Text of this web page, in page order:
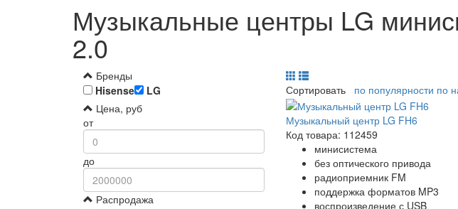
Музыкальные центры LG
2.0
Бренды
Hisense
LG
Цена, руб
от
до
Распродажа
Сортировать по популярности по
Музыкальный центр LG FH6
Код товара: 112459
минисистема
без оптического привода
радиоприемник FM
поддержка форматов MP3
воспроизведение с USB